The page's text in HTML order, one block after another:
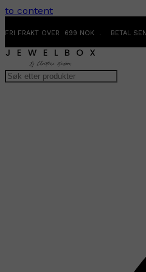
to content
FRI FRAKT OVER 699 NOK . BETAL